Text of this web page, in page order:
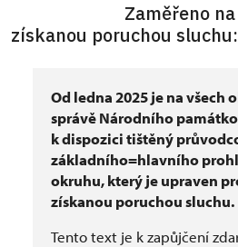
Zaměřeno na
získanou poruchou sluchu:
Od ledna 2025 je na všech
správě Národního
k dispozici tištěný
základního=hlavního
okruhu, který je upraven
získanou poruchou sluchu.
Tento text je k zapůjčení